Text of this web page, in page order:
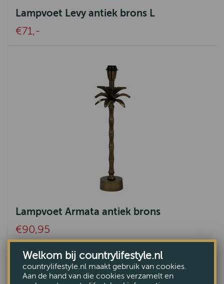
Lampvoet Levy antiek brons L
€71,-
Lampvoet Armata antiek brons
€90,95
Welkom bij countrylifestyle.nl
countrylifestyle.nl maakt gebruik van cookies.
Aan de hand van die cookies verzamelt en